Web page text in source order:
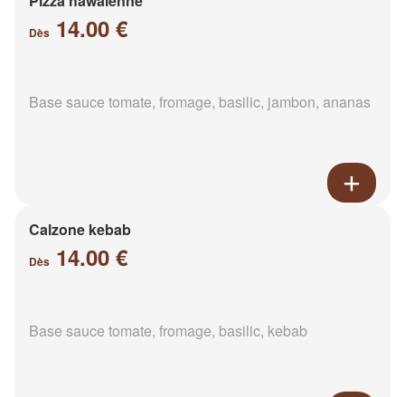
Dès 14.00 €
Base sauce tomate, fromage, basilic, jambon, ananas
Calzone kebab
Dès 14.00 €
Base sauce tomate, fromage, basilic, kebab